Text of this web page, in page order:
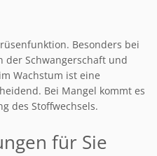
Besonders bei
der Schwangerschaft und
Wachstum ist eine
Bei Mangel kommt es
des Stoffwechsels.
für Sie